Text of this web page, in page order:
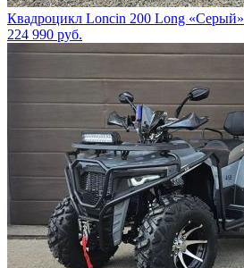
Квадроцикл Loncin 200 Long «Серый»
224 990 руб.